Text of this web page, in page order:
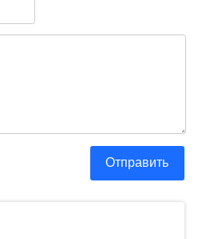
Отправить